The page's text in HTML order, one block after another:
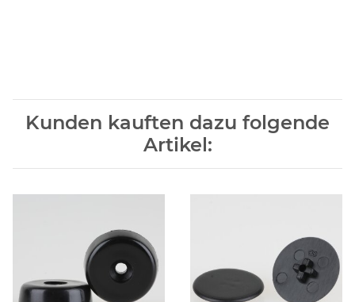
Kunden kauften dazu folgende
Artikel: